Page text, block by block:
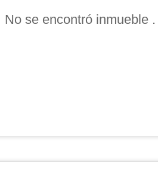
No se encontró inmueble .